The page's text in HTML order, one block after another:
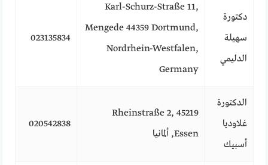
دكتورة
سهيلة
الدليمي
Karl-Schurz-Straße 11,
Mengede 44359 Dortmund,
Nordrhein-Westfalen,
Germany
023135834
الدكتورة
غلاوديا
أسبيك
Rheinstraße 2, 45219
Essen, ألمانيا
020542838